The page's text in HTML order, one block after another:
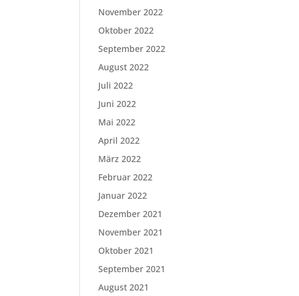
November 2022
Oktober 2022
September 2022
August 2022
Juli 2022
Juni 2022
Mai 2022
April 2022
März 2022
Februar 2022
Januar 2022
Dezember 2021
November 2021
Oktober 2021
September 2021
August 2021